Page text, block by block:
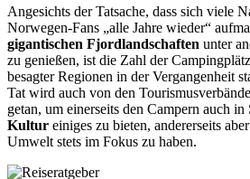
Angesichts der Tatsache, dass sich viele
Norwegen-Fans „alle Jahre wieder“
gigantischen Fjordlandschaften unter
zu genießen, ist die Zahl der
besagter Regionen in der Vergangenheit
Tat wird auch von den
getan, um einerseits den Campern auch in
Kultur einiges zu bieten, andererseits
Umwelt stets im Fokus zu haben.